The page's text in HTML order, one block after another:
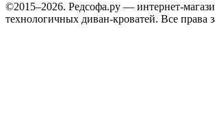
©2015–2026. Редсофа.ру — интернет-
технологичных диван-кроватей. Все права